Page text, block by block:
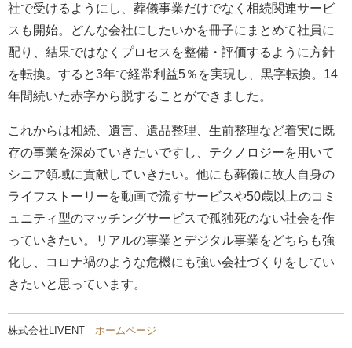
社で受けるようにし、葬儀事業だけでなく相続関連サービ
スも開始。どんな会社にしたいかを冊子にまとめて社員に
配り、結果ではなくプロセスを整備・評価するように方針
を転換。すると3年で経常利益5％を実現し、黒字転換。14
年間続いた赤字から脱することができました。
これからは相続、遺言、遺品整理、生前整理など着実に既
存の事業を深めていきたいですし、テクノロジーを用いて
シニア領域に貢献していきたい。他にも葬儀に故人自身の
ライフストーリーを動画で流すサービスや50歳以上のコミ
ュニティ型のマッチングサービスで孤独死のない社会を作
っていきたい。リアルの事業とデジタル事業をどちらも強
化し、コロナ禍のような危機にも強い会社づくりをしてい
きたいと思っています。
株式会社LIVENT ホームページ